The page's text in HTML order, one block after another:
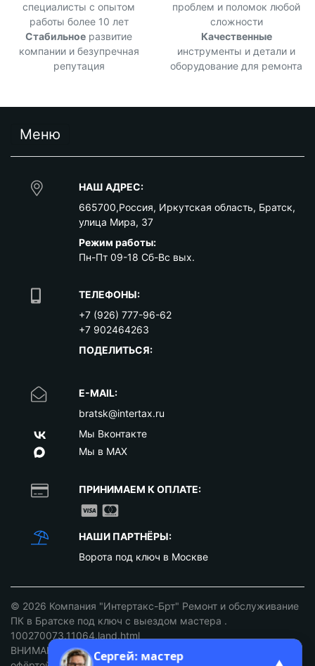
специалисты с опытом
работы более 10 лет
проблем и поломок любой
сложности
Стабильное развитие
компании и безупречная
репутация
Качественные
инструменты и детали и
оборудование для ремонта
Меню
НАШ АДРЕС:
665700,Россия, Иркутская область, Братск,
улица Мира, 37
Режим работы:
Пн-Пт 09-18 Сб-Вс вых.
ТЕЛЕФОНЫ:
+7 (926) 777-96-62
+7 902464263
ПОДЕЛИТЬСЯ:
E-MAIL:
bratsk@intertax.ru
Мы Вконтакте
Мы в MAX
ПРИНИМАЕМ К ОПЛАТЕ:
НАШИ ПАРТНЁРЫ:
Ворота под ключ в Москве
© 2026 Компания "Интертакс-Брт" Ремонт и обслуживание
ПК в Братске под ключ с выездом мастера .
100270073.11064.land.html
ВНИМАНИЕ: ст. 437 ГК РФ. Цены не являются публичной
Сергей: мастер